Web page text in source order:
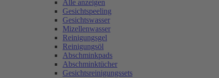
Alle anzeigen
Gesichtspeeling
Gesichtswasser
Mizellenwasser
Reinigungsgel
Reinigungsöl
Abschminkpads
Abschminktücher
Gesichtsreinigungssets